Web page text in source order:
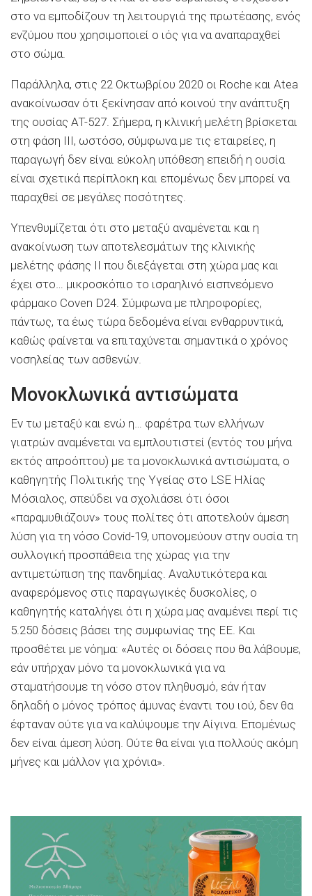
στο να εμποδίζουν τη λειτουργιά της πρωτέασης, ενός
ενζύμου που χρησιμοποιεί ο ιός για να αναπαραχθεί
στο σώμα.
Παράλληλα, στις 22 Οκτωβρίου 2020 οι Roche και Atea
ανακοίνωσαν ότι ξεκίνησαν από κοινού την ανάπτυξη
της ουσίας AT-527. Σήμερα, η κλινική μελέτη βρίσκεται
στη φάση ΙΙΙ, ωστόσο, σύμφωνα με τις εταιρείες, η
παραγωγή δεν είναι εύκολη υπόθεση επειδή η ουσία
είναι σχετικά περίπλοκη και επομένως δεν μπορεί να
παραχθεί σε μεγάλες ποσότητες.
Υπενθυμίζεται ότι στο μεταξύ αναμένεται και η
ανακοίνωση των αποτελεσμάτων της κλινικής
μελέτης φάσης ΙΙ που διεξάγεται στη χώρα μας και
έχει στο… μικροσκόπιο το ισραηλινό εισπνεόμενο
φάρμακο Coven D24. Σύμφωνα με πληροφορίες,
πάντως, τα έως τώρα δεδομένα είναι ενθαρρυντικά,
καθώς φαίνεται να επιταχύνεται σημαντικά ο χρόνος
νοσηλείας των ασθενών.
Μονοκλωνικά αντισώματα
Εν τω μεταξύ και ενώ η… φαρέτρα των ελλήνων
γιατρών αναμένεται να εμπλουτιστεί (εντός του μήνα
εκτός απροόπτου) με τα μονοκλωνικά αντισώματα, ο
καθηγητής Πολιτικής της Υγείας στο LSE Ηλίας
Μόσιαλος, σπεύδει να σχολιάσει ότι όσοι
«παραμυθιάζουν» τους πολίτες ότι αποτελούν άμεση
λύση για τη νόσο Covid-19, υπονομεύουν στην ουσία τη
συλλογική προσπάθεια της χώρας για την
αντιμετώπιση της πανδημίας. Αναλυτικότερα και
αναφερόμενος στις παραγωγικές δυσκολίες, ο
καθηγητής καταλήγει ότι η χώρα μας αναμένει περί τις
5.250 δόσεις βάσει της συμφωνίας της ΕΕ. Και
προσθέτει με νόημα: «Αυτές οι δόσεις που θα λάβουμε,
εάν υπήρχαν μόνο τα μονοκλωνικά για να
σταματήσουμε τη νόσο στον πληθυσμό, εάν ήταν
δηλαδή ο μόνος τρόπος άμυνας έναντι του ιού, δεν θα
έφταναν ούτε για να καλύψουμε την Αίγινα. Επομένως
δεν είναι άμεση λύση. Ούτε θα είναι για πολλούς ακόμη
μήνες και μάλλον για χρόνια».